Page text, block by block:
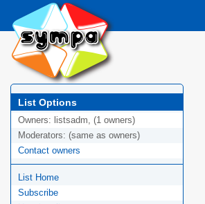
List Options
Owners: listsadm, (1 owners)
Moderators: (same as owners)
Contact owners
List Home
Subscribe